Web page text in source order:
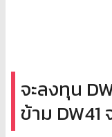
จะลงทุน
ข้าม DW41